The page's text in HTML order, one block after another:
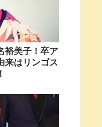
裕美子！卒ア
来はリンゴス